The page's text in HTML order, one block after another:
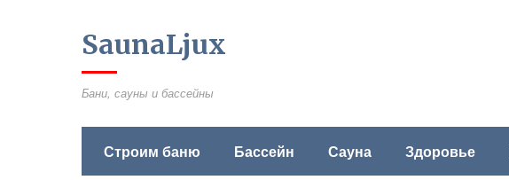
SaunaLjux
Бани, сауны и бассейны
Строим баню Бассейн Сауна Здоровье